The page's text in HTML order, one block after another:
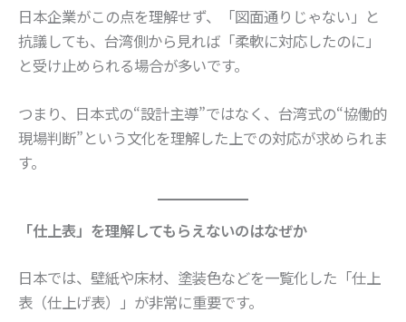
日本企業がこの点を理解せず、「図面通りじゃない」と
抗議しても、台湾側から見れば「柔軟に対応したのに」
と受け止められる場合が多いです。
つまり、日本式の“設計主導”ではなく、台湾式の“協働的
現場判断”という文化を理解した上での対応が求められま
す。
「仕上表」を理解してもらえないのはなぜか
日本では、壁紙や床材、塗装色などを一覧化した「仕上
表（仕上げ表）」が非常に重要です。